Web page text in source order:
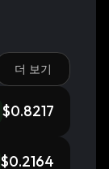
더 보기
$0.8217
$0.2164